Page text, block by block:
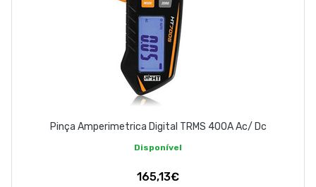
Pinça Amperimetrica Digital TRMS 400A Ac/ Dc
Disponível
165,13€